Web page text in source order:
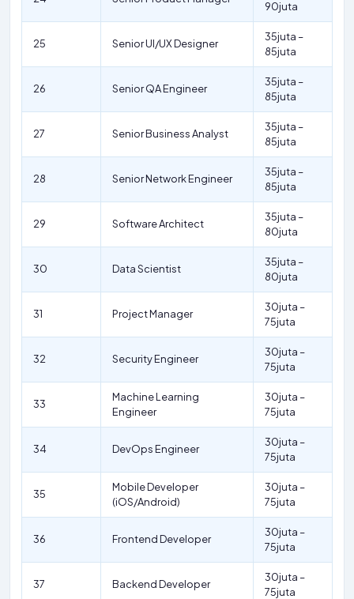
90juta
25 Senior UI/UX Designer
35juta –
85juta
26 Senior QA Engineer
35juta –
85juta
27 Senior Business Analyst
35juta –
85juta
28 Senior Network Engineer
35juta –
85juta
29 Software Architect
35juta –
80juta
30 Data Scientist
35juta –
80juta
31 Project Manager
30juta –
75juta
32 Security Engineer
30juta –
75juta
33
Machine Learning
Engineer
30juta –
75juta
34 DevOps Engineer
30juta –
75juta
35
Mobile Developer
(iOS/Android)
30juta –
75juta
36 Frontend Developer
30juta –
75juta
37 Backend Developer
30juta –
75juta